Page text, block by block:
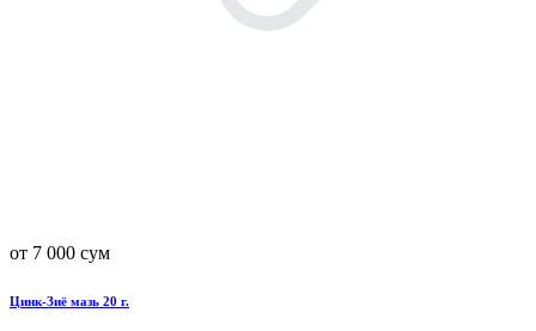
от 7 000 сум
Цинк-Зиё мазь 20 г.